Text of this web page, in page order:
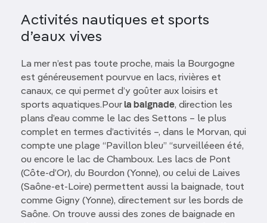
Activités nautiques et sports
d’eaux vives
La mer n’est pas toute proche, mais la Bourgogne
est généreusement pourvue en lacs, rivières et
canaux, ce qui permet d’y goûter aux loisirs et
sports aquatiques.Pourla baignade, direction les
plans d’eau comme le lac des Settons – le plus
complet en termes d’activités –, dans le Morvan, qui
compte une plage “Pavillon bleu” “surveilléeen été,
ou encore le lac de Chamboux. Les lacs de Pont
(Côte-d’Or), du Bourdon (Yonne), ou celui de Laives
(Saône-et-Loire) permettent aussi la baignade, tout
comme Gigny (Yonne), directement sur les bords de
Saône. On trouve aussi des zones de baignade en